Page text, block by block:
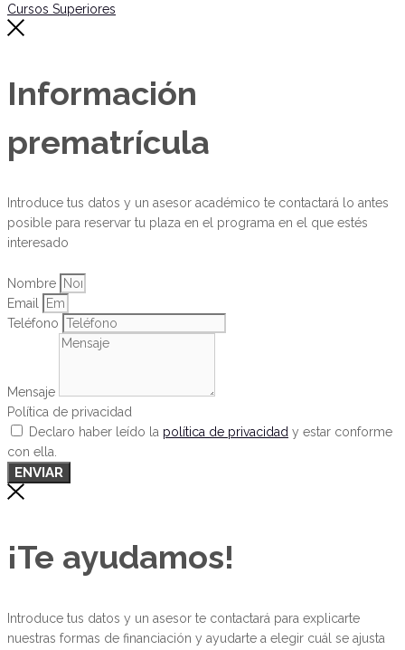
Cursos Superiores
Información
prematrícula
Introduce tus datos y un asesor académico te contactará lo antes
posible para reservar tu plaza en el programa en el que estés
interesado
Nombre
Email
Teléfono
Mensaje
Política de privacidad
Declaro haber leído la política de privacidad y estar conforme
con ella.
ENVIAR
¡Te ayudamos!
Introduce tus datos y un asesor te contactará para explicarte
nuestras formas de financiación y ayudarte a elegir cuál se ajusta